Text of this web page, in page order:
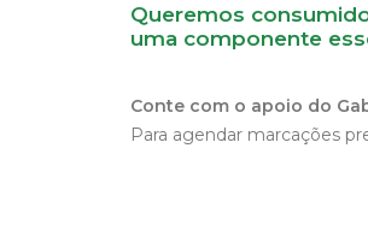
Queremos
uma componente
Conte com o apoio do
Para agendar marcações